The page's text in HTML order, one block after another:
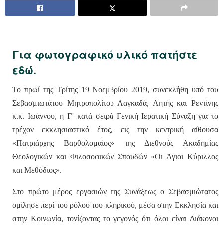
Για φωτογραφικό υλικό πατήστε
εδώ.
Το πρωί της Τρίτης 19 Νοεμβρίου 2019, συνεκλήθη υπό του
Σεβασμιωτάτου Μητροπολίτου Λαγκαδά, Λητής και Ρεντίνης
κ.κ. Ιωάννου, η Γ΄ κατά σειρά Γενική Ιερατική Σύναξη για το
τρέχον εκκλησιαστικό έτος, εις την κεντρική αίθουσα
«Πατριάρχης Βαρθολομαίος» της Διεθνούς Ακαδημίας
Θεολογικών και Φιλοσοφικών Σπουδών «Οι Άγιοι Κύριλλος
και Μεθόδιος».
Στο πρώτο μέρος εργασιών της Συνάξεως ο Σεβασμιώτατος
ομίλησε περί του ρόλου του κληρικού, μέσα στην Εκκλησία και
στην Κοινωνία, τονίζοντας το γεγονός ότι όλοι είναι Διάκονοι